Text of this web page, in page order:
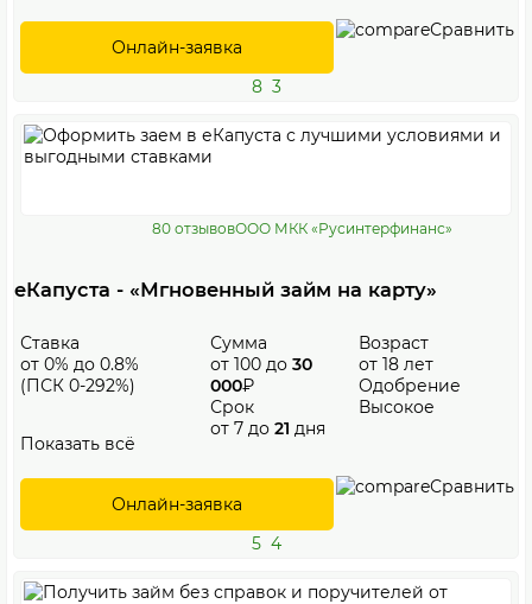
Онлайн-заявка
Сравнить
8 3
80 отзывовООО МКК «Русинтерфинанс»
еКапуста - «Мгновенный займ на карту»
Ставка
от 0% до 0.8%
(ПСК 0-292%)
Сумма
от 100 до 30
000₽
Срок
от 7 до 21 дня
Возраст
от 18 лет
Одобрение
Высокое
Показать всё
Онлайн-заявка
Сравнить
5 4